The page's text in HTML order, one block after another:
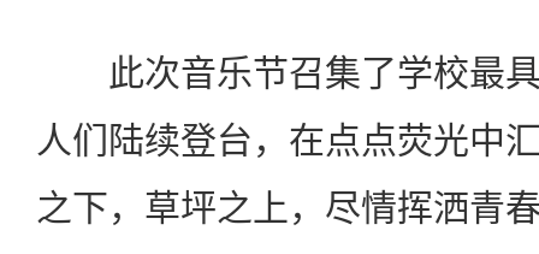
此次音乐节召集了学校最
人们陆续登台，在点点荧光中
之下，草坪之上，尽情挥洒青